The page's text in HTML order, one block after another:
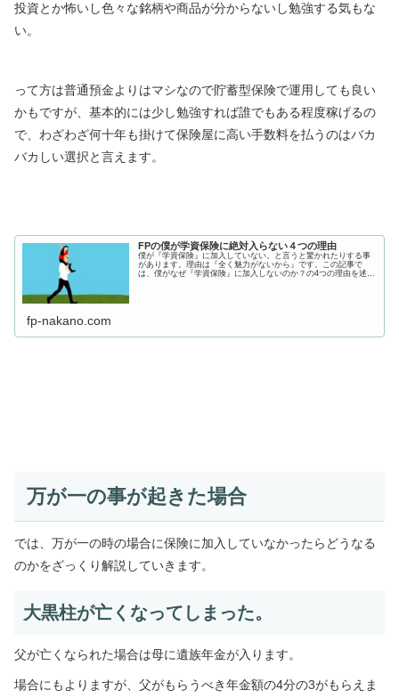
投資とか怖いし色々な銘柄や商品が分からないし勉強する気もな
い。
って方は普通預金よりはマシなので貯蓄型保険で運用しても良い
かもですが、基本的には少し勉強すれば誰でもある程度稼げるの
で、わざわざ何十年も掛けて保険屋に高い手数料を払うのはバカ
バカしい選択と言えます。
FPの僕が学資保険に絶対入らない４つの理由
僕が『学資保険』に加入していない。と言うと驚かれたりする事
があります。理由は『全く魅力がないから』です。この記事で
は、僕がなぜ『学資保険』に加入しないのか？の4つの理由を述べ
fp-nakano.com
万が一の事が起きた場合
では、万が一の時の場合に保険に加入していなかったらどうなる
のかをざっくり解説していきます。
大黒柱が亡くなってしまった。
父が亡くなられた場合は母に遺族年金が入ります。
場合にもよりますが、父がもらうべき年金額の4分の3がもらえま